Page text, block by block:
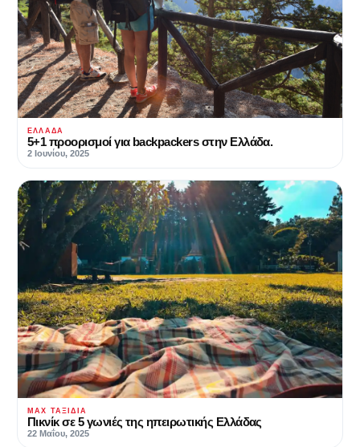
ΕΛΛΆΔΑ
5+1 προορισμοί για backpackers στην Ελλάδα.
2 Ιουνίου, 2025
MAX ΤΑΞΊΔΙΑ
Πικνίκ σε 5 γωνιές της ηπειρωτικής Ελλάδας
22 Μαΐου, 2025